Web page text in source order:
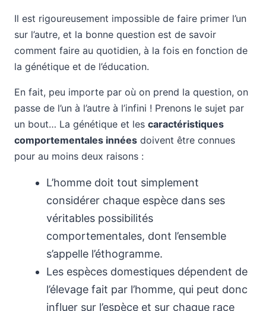
Il est rigoureusement impossible de faire primer l’un
sur l’autre, et la bonne question est de savoir
comment faire au quotidien, à la fois en fonction de
la génétique et de l’éducation.
En fait, peu importe par où on prend la question, on
passe de l’un à l’autre à l’infini ! Prenons le sujet par
un bout… La génétique et les caractéristiques
comportementales innées doivent être connues
pour au moins deux raisons :
L’homme doit tout simplement
considérer chaque espèce dans ses
véritables possibilités
comportementales, dont l’ensemble
s’appelle l’éthogramme.
Les espèces domestiques dépendent de
l’élevage fait par l’homme, qui peut donc
influer sur l’espèce et sur chaque race